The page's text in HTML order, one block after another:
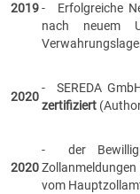
2019- Erfolgreiche
nach neuem
2020
- SEREDA
zertifiziert
2020
- der
vom